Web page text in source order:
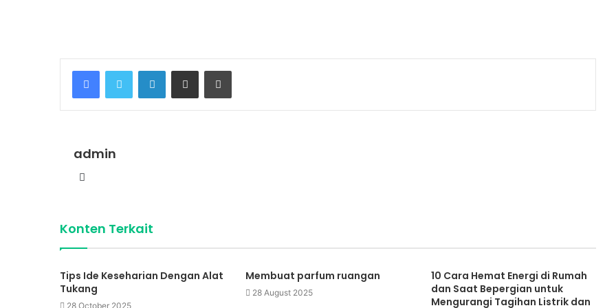
FacebookTwitter LinkedInShare via Email Print
admin
Website
Konten Terkait
Tips Ide Keseharian Dengan Alat
Tukang
28 October 2025
Membuat parfum ruangan
28 August 2025
10 Cara Hemat Energi di Rumah
dan Saat Bepergian untuk
Mengurangi Tagihan Listrik dan